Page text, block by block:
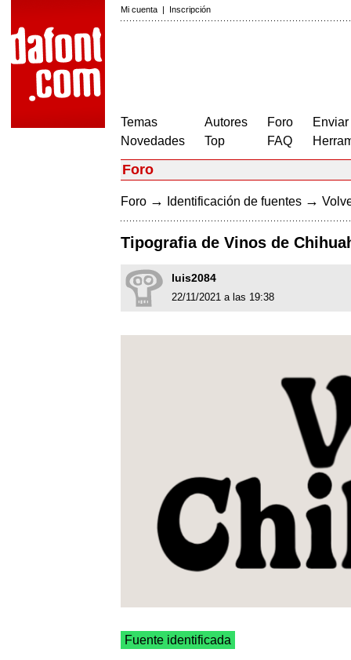
Mi cuenta | Inscripción
Temas
Novedades
Autores
Top
Foro
FAQ
Foro
Foro → Identificación de fuentes →
Tipografia de Vinos de
luis2084
22/11/2021 a las 19:38
Fuente identificada